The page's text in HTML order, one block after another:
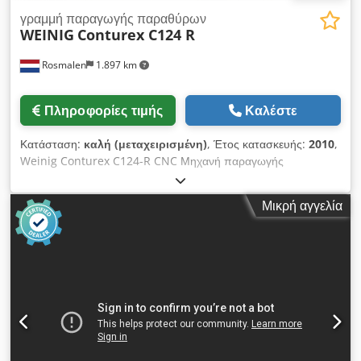
Rosmalen 1.897 km
γραμμή παραγωγής παραθύρων
WEINIG Conturex C124 R
Πληροφορίες τιμής Καλέστε
Κατάσταση: καλή (μεταχειρισμένη), Έτος κατασκευής: 2010,
Weinig Conturex C124-R CNC Μηχανή παραγωγής
παραθύρων (με δεξιά τροφοδοσία) Επίσης διαθέσιμη C124-L
(δεξιά τροφοδοσία), έτος 2019 Περιγραφή: Έτος κατασκευής:
2010 Πλάτος εργασίας: 40 - 260 mm Ύψος εργασίας: 25 - 150
mm Αναλογία ύψους προς πλάτος ξύλου μέγιστο 2:1 Τραπέζι
σύσφιξης Powergrip Μήκος υποστήριξης τραπεζιού 2x 2280
4500 - 6000 mm Πλήρης περιγραφή κατόπιν αιτήματος
Διαθέσιμη περίπου καλοκαίρι 2026 (Παρά τη μεγάλη μας
προσοχή, όλες οι αλλαγές, λάθη στα τεχνικά δεδομένα, τιμές
Μικρή αγγελία